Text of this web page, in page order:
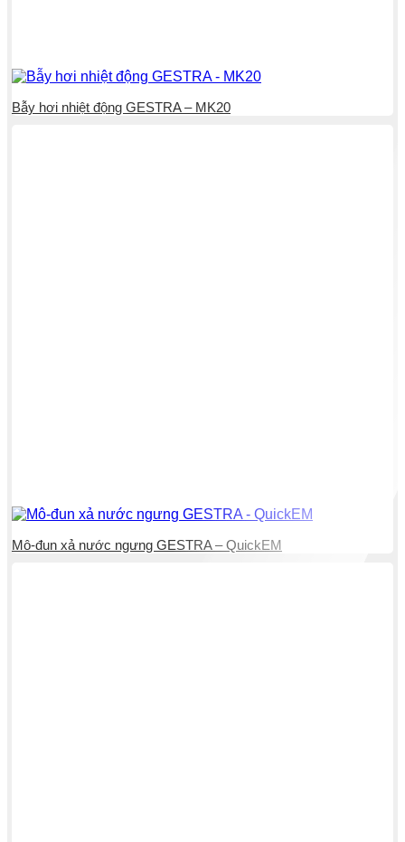
Bẫy hơi nhiệt động GESTRA – MK20
Mô-đun xả nước ngưng GESTRA – QuickEM